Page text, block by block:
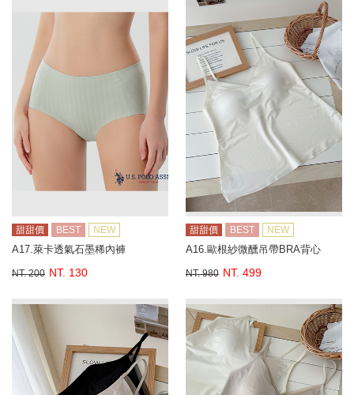
甜甜價 BEST NEW
A17.萊卡透氣石墨稀內褲
NT. 200 NT. 130
甜甜價 BEST NEW
A16.歐根紗微醺吊帶BRA背心
NT. 980 NT. 499